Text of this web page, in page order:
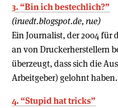
3. “Bin ich bestechlich?”
(iruedt.blogspot.de, rue)
Ein Journalist, der 2004 für
an von Druckerherstellern
überzeugt, dass sich die
Arbeitgeber) gelohnt
4. “Stupid hat tricks”